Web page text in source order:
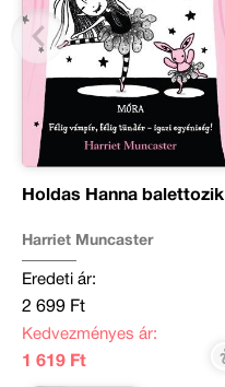
Holdas Hanna balettozik
Harriet Muncaster
Eredeti ár:
2 699 Ft
Kedvezményes ár:
1 619 Ft